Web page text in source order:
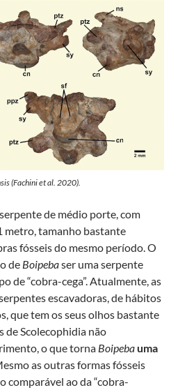
(Fachini et al. 2020).
de médio porte, com
metro, tamanho bastante
fósseis do mesmo período. O
de Boipebaser uma serpente
de “cobra-cega”. Atualmente, as
escavadoras, de hábitos
que tem os seus olhos bastante
de Scolecophidia não
o que torna Boipebauma
as outras formas fósseis
comparável ao da “cobra-